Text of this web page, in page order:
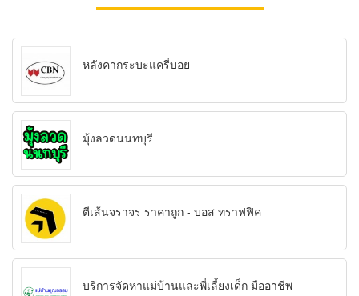
หลังคากระบะแครี่บอย
มุ้งลวดนนทบุรี
ตีเส้นจราจร ราคาถูก - บอส ทราฟฟิค
บริการจัดหาแม่บ้านและพี่เลี้ยงเด็ก มืออาชีพ